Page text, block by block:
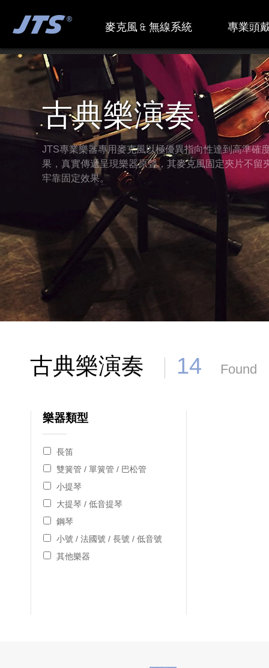
麥克風 & 無線系統 專業頭
古典樂演奏
JTS專業樂器專用麥克風以極優異指向性達到高準確
果，真實傳遞呈現樂器原聲，其麥克風固定夾片不留
牢靠固定效果。
古典樂演奏 14 Found
樂器類型
長笛
雙簧管 / 單簧管 / 巴松管
小提琴
大提琴 / 低音提琴
鋼琴
小號 / 法國號 / 長號 / 低音號
其他樂器